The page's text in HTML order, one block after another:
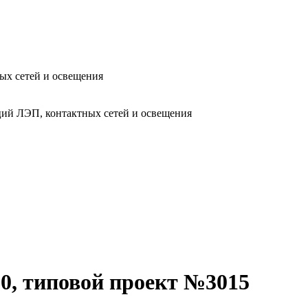
сетей и освещения
ЛЭП, контактных сетей и освещения
типовой проект №3015